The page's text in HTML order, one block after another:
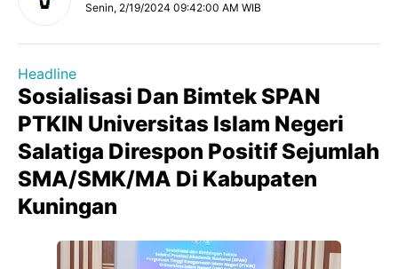
Senin, 2/19/2024 09:42:00 AM WIB
Headline
Sosialisasi Dan Bimtek SPAN
PTKIN Universitas Islam Negeri
Salatiga Direspon Positif Sejumlah
SMA/SMK/MA Di Kabupaten
Kuningan